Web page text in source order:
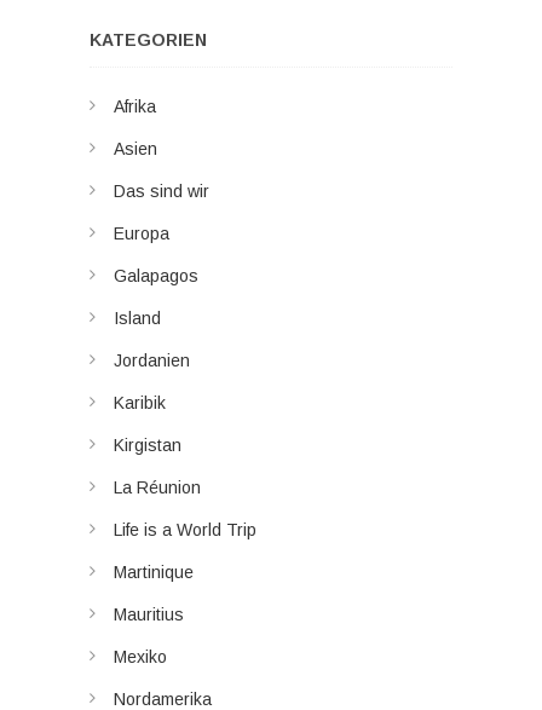
KATEGORIEN
Afrika
Asien
Das sind wir
Europa
Galapagos
Island
Jordanien
Karibik
Kirgistan
La Réunion
Life is a World Trip
Martinique
Mauritius
Mexiko
Nordamerika